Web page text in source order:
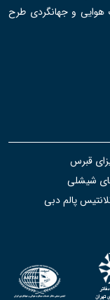
مسافرت هوایی و جهانگردی طرح
قبرس
شیشلی
پالم دبی